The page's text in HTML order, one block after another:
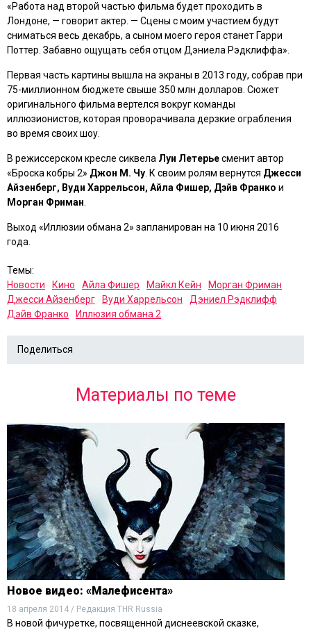
«Работа над второй частью фильма будет проходить в
Лондоне, — говорит актер. — Сцены с моим участием будут
сниматься весь декабрь, а сыном моего героя станет Гарри
Поттер. Забавно ощущать себя отцом Дэниела Рэдклиффа».
Первая часть картины вышла на экраны в 2013 году, собрав при
75-миллионном бюджете свыше 350 млн долларов. Сюжет
оригинального фильма вертелся вокруг команды
иллюзионистов, которая проворачивала дерзкие ограбления
во время своих шоу.
В режиссерском кресле сиквела Луи Летерьесменит автор
«Броска кобры 2» Джон М. Чу . К своим ролям вернутся Джесси
Айзенберг, Вуди Харрельсон, Айла Фишер, Дэйв Франко и
Морган Фриман
Выход «Иллюзии обмана 2» запланирован на 10 июня 2016
года.
Темы:
Новости
Кино Айла Фишер Майкл Кейн
Морган Фриман
Джесси Айзенберг
Вуди Харрельсон
Дэниел Рэдклифф
Дэйв Франко
Иллюзия обмана 2
Поделиться
Материалы по теме
Новое видео: «Малефисента»
18 апреля 2014 / Редакция THR Russia
В новой фичуретке, посвященной диснеевской сказке,